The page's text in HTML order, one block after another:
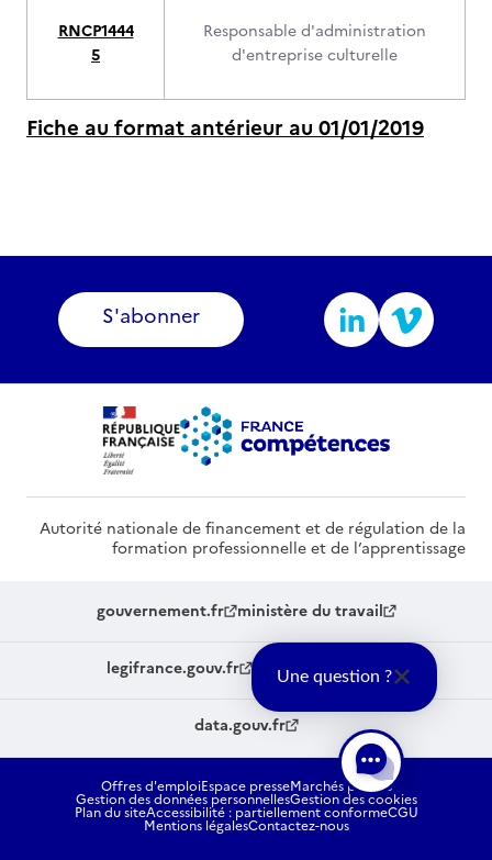
RNCP1444
5
Responsable d'administration
d'entreprise culturelle
Fiche au format antérieur au 01/01/2019
S'abonner
Autorité nationale de financement et de régulation de la
formation professionnelle et de l’apprentissage
gouvernement.fr ministère du travail
legifrance.gouv.fr service-public.fr
data.gouv.fr
Offres d'emploiEspace presseMarchés publics
Gestion des données personnellesGestion des cookies
Plan du siteAccessibilité : partiellement conformeCGU
Mentions légalesContactez-nous
Une question ?